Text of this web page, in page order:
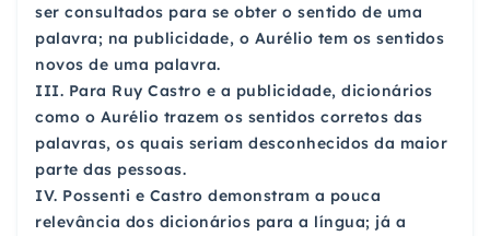
ser consultados para se obter o sentido de uma
palavra; na publicidade, o Aurélio tem os sentidos
novos de uma palavra.
III. Para Ruy Castro e a publicidade, dicionários
como o Aurélio trazem os sentidos corretos das
palavras, os quais seriam desconhecidos da maior
parte das pessoas.
IV. Possenti e Castro demonstram a pouca
relevância dos dicionários para a língua; já a